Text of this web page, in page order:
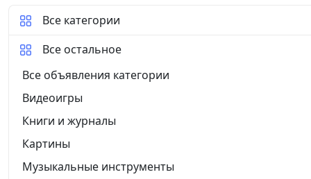
Все категории
Все остальное
Все объявления категории
Видеоигры
Книги и журналы
Картины
Музыкальные инструменты